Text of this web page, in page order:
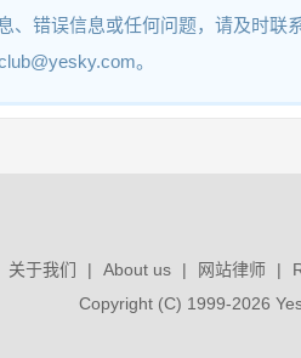
统 2021SR0113920
2021SR0107405
、错误信息或任何问题，请及时联
。
关于我们 | About us | 网站律师 |
Copyright (C) 1999-2026